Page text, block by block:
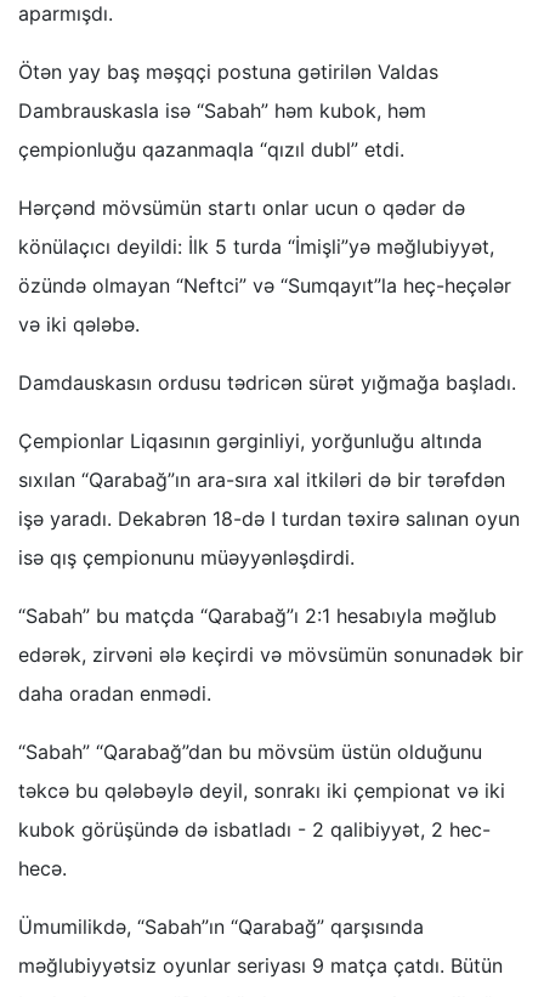
aparmışdı.
Ötən yay baş məşqçi postuna gətirilən Valdas
Dambrauskasla isə “Sabah” həm kubok, həm
çempionluğu qazanmaqla “qızıl dubl” etdi.
Hərçənd mövsümün startı onlar ucun o qədər də
könülaçıcı deyildi: İlk 5 turda “İmişli”yə məğlubiyyət,
özündə olmayan “Neftci” və “Sumqayıt”la heç-heçələr
və iki qələbə.
Damdauskasın ordusu tədricən sürət yığmağa başladı.
Çempionlar Liqasının gərginliyi, yorğunluğu altında
sıxılan “Qarabağ”ın ara-sıra xal itkiləri də bir tərəfdən
işə yaradı. Dekabrən 18-də I turdan təxirə salınan oyun
isə qış çempionunu müəyyənləşdirdi.
“Sabah” bu matçda “Qarabağ”ı 2:1 hesabıyla məğlub
edərək, zirvəni ələ keçirdi və mövsümün sonunadək bir
daha oradan enmədi.
“Sabah” “Qarabağ”dan bu mövsüm üstün olduğunu
təkcə bu qələbəylə deyil, sonrakı iki çempionat və iki
kubok görüşündə də isbatladı - 2 qalibiyyət, 2 hec-
hecə.
Ümumilikdə, “Sabah”ın “Qarabağ” qarşısında
məğlubiyyətsiz oyunlar seriyası 9 matça çatdı. Bütün